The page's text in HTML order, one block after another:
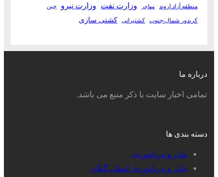
منطقه آزاد اروند مهاجر وزارت نفت وزارت نیرو چین
کریدور شمال-جنوب کشتیرانی کشتی سازی
درباره ما
تمامی اخبار سایت با ذکر منبع می باشد.
دسته بندی ها
بنادر و دریانوردی
بنادر و دریانوردی استان گیلان